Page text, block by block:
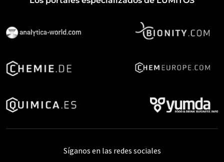
Síganos en las redes sociales